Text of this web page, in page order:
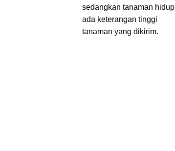
sedangkan tanaman hidup
ada keterangan tinggi
tanaman yang dikirim.